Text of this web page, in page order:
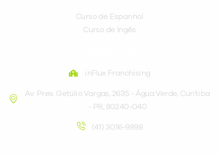
Curso de Espanhol
Curso de Ingês
inFlux Franchising
Av. Pres. Getúlio Vargas, 2635 - Água Verde, Curitiba
- PR, 80240-040
(41) 3016-9898